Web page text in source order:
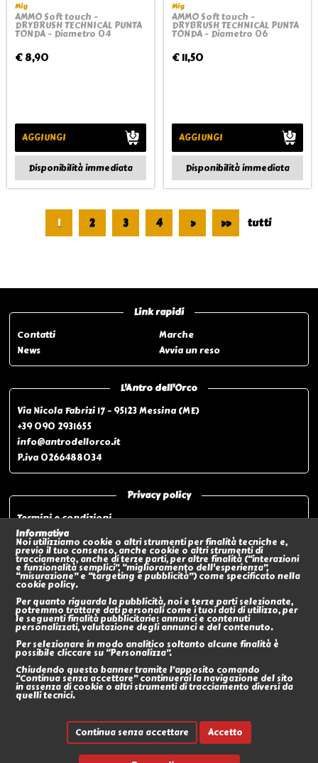
Mig
AMMO Soft touch -
DRYBRUSH TECHNICAL PUNTA
TONDA - Diametro 04
€ 8,90
AGGIUNGI
Disponibilità immediata
Mig
AMMO Soft touch -
DRYBRUSH TECHNICAL PUNTA
TONDA - Diametro 06
€ 11,50
AGGIUNGI
Disponibilità immediata
1 2 3 4 > >> tutti
Link rapidi
Contatti
Marche
News
Avvia un reso
L'Antro dell'Orco
Via Nicola Fabrizi 17 - 95123 Messina (ME)
+39 090 2931655
info@antrodellorco.it
P.iva 0266488034
Privacy policy
Termini e condizioni
Privacy policy
Modalità di pagamento
Modalità di spedizione o Ritiro In negozio
Policy sui Resi
Eventi
Social
Informativa
Noi utilizziamo cookie o altri strumenti per finalità tecniche e,
previo il tuo consenso, anche cookie o altri strumenti di
tracciamento, anche di terze parti, per altre finalità (“interazioni
e funzionalità semplici”, “miglioramento dell'esperienza”,
“misurazione” e “targeting e pubblicità”) come specificato nella
cookie policy.
Per quanto riguarda la pubblicità, noi e terze parti selezionate,
potremmo trattare dati personali come i tuoi dati di utilizzo, per
le seguenti finalità pubblicitarie: annunci e contenuti
personalizzati, valutazione degli annunci e del contenuto.
Per selezionare in modo analitico soltanto alcune finalità è
possibile cliccare su “Personalizza”.
Chiudendo questo banner tramite l’apposito comando
“Continua senza accettare” continuerai la navigazione del sito
in assenza di cookie o altri strumenti di tracciamento diversi da
quelli tecnici.
Continua senza accettare Accetto